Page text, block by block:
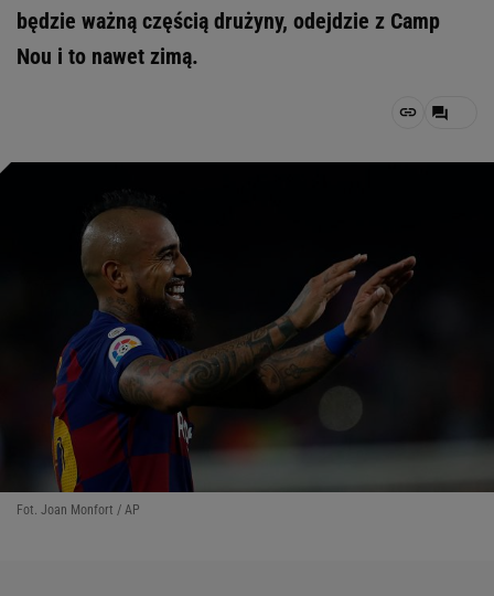
będzie ważną częścią drużyny, odejdzie z Camp
Nou i to nawet zimą.
Fot. Joan Monfort / AP